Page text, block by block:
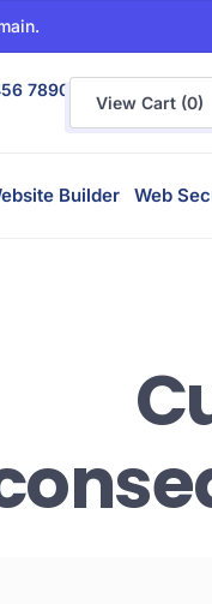
7890
View Cart (0)
Builder Web